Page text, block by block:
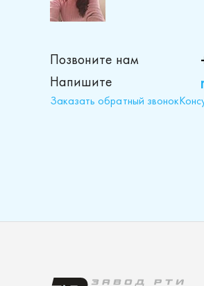
Позвоните нам
Напишите
Заказать обратный звонок